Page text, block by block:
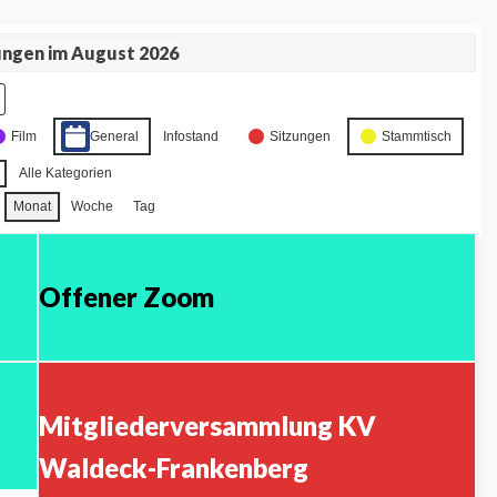
im August 2026
Film General Infostand Sitzungen Stammtisch
Alle Kategorien
Monat Woche Tag
Offener Zoom
Mitgliederversammlung KV
Waldeck-Frankenberg